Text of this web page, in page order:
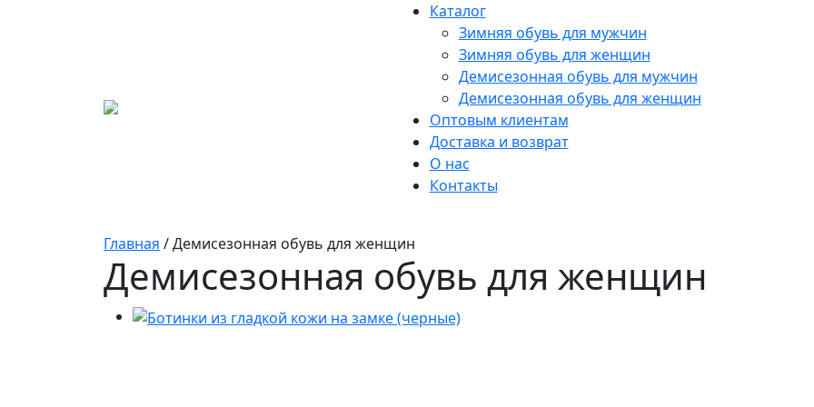
Каталог
Зимняя обувь для мужчин
Зимняя обувь для женщин
Демисезонная обувь для мужчин
Демисезонная обувь для женщин
Оптовым клиентам
Доставка и возврат
О нас
Контакты
Главная / Демисезонная обувь для женщин
Демисезонная обувь для женщин